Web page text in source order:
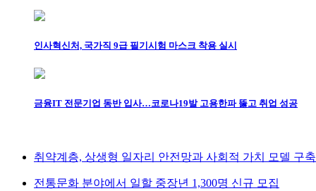
인사혁신처, 국가직 9급 필기시험 마스크 착용 실시
금융IT 전문기업 동반 입사…코로나19발 고용한파 뚫고 취업 성공
취약계층, 상생형 일자리 안전망과 사회적 가치 모델 구축
전통문화 분야에서 일할 중장년 1,300명 신규 모집